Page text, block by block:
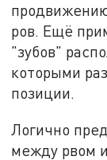
ров. Ещё
"зубов"
которыми
позиции.
Логично
между рвом